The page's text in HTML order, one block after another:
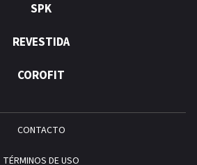
SPK
REVESTIDA
COROFIT
CONTACTO
TÉRMINOS DE USO